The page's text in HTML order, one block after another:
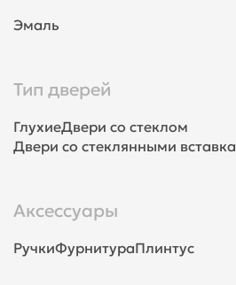
Эмаль
Тип дверей
ГлухиеДвери со стеклом
Двери со стеклянными
Аксессуары
РучкиФурнитураПлинтус